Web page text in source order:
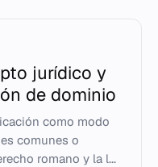
jurídico y
de dominio
como modo
comunes o
romano y la l...